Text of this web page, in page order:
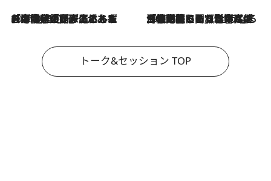
2026.8.3
「今後値上げがあるとすれば…」「リスクがあるのは今年の冬」エネルギー専門家が語る、ホルムズ海峡封鎖が家庭にもたらす“ある心配” 2026.8.3
「住宅建てられない…」「サーチャージ料の高値が続いている」ホルムズ海峡封鎖による影響はいつまで続く？《エネルギー専門家に聞く“どうなる日本の暮らし”》
トーク&セッション TOP